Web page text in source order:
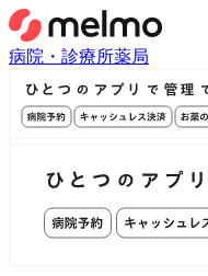
病院・診療所薬局